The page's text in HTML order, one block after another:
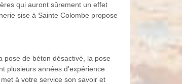
qui auront sûrement un effet
sise à Sainte Colombe propose
pose de béton désactivé, la pose
plusieurs années d'expérience
à votre service son savoir et